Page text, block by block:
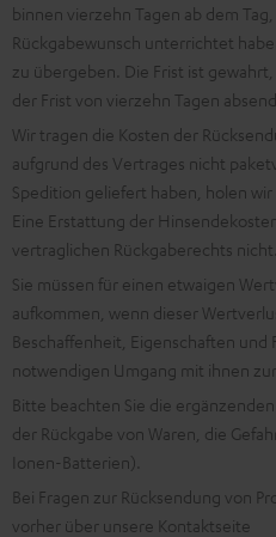
binnen vierzehn Tagen ab dem
Rückgabewunsch unterrichtet
zu übergeben. Die Frist ist
der Frist von vierzehn Tagen
Wir tragen die Kosten der
aufgrund des Vertrages nicht
Spedition geliefert haben, holen
Eine Erstattung der
vertraglichen Rückgaberechts nicht.
Sie müssen für einen etwaigen
aufkommen, wenn dieser
Beschaffenheit, Eigenschaften
notwendigen Umgang mit ihnen
Bitte beachten Sie die ergänzenden
der Rückgabe von Waren, die
Ionen-Batterien).
Bei Fragen zur Rücksendung von
vorher über unsere Kontaktseite